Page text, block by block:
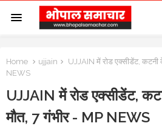
Home ujjain
UJJAIN में रोड एक्सीडेंट, कटनी
NEWS
UJJAIN में रोड एक्सीडेंट,
मौत, 7 गंभीर - MP NEWS